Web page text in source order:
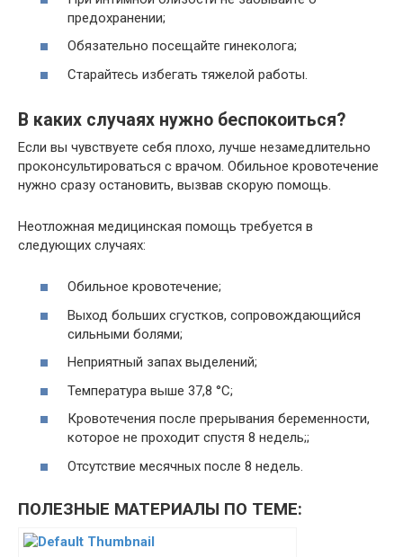
предохранении;
Обязательно посещайте гинеколога;
Старайтесь избегать тяжелой работы.
В каких случаях нужно беспокоиться?
Если вы чувствуете себя плохо, лучше незамедлительно
проконсультироваться с врачом. Обильное кровотечение
нужно сразу остановить, вызвав скорую помощь.
Неотложная медицинская помощь требуется в
следующих случаях:
Обильное кровотечение;
Выход больших сгустков, сопровождающийся
сильными болями;
Неприятный запах выделений;
Температура выше 37,8 °C;
Кровотечения после прерывания беременности,
которое не проходит спустя 8 недель;;
Отсутствие месячных после 8 недель.
ПОЛЕЗНЫЕ МАТЕРИАЛЫ ПО ТЕМЕ: